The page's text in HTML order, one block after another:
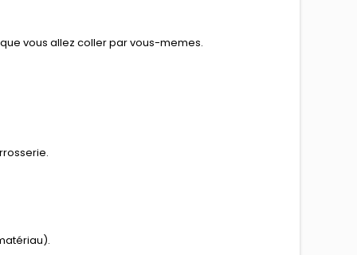
vous allez coller par vous-memes.